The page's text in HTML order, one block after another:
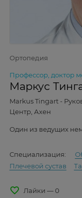
Ортопедия
Профессор, доктор
Маркус
Markus Tingart -
Центр, Ахен
Один из ведущих
Специализация:
Плечевой сустав
favorite_border Лайки — 0